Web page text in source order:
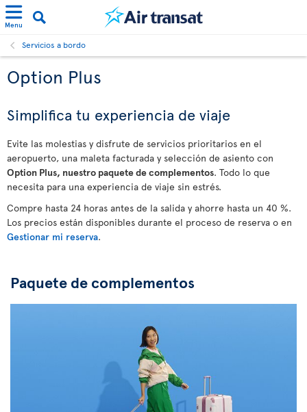
Menu
Servicios a bordo
Option Plus
Simplifica tu experiencia de viaje
Evite las molestias y disfrute de servicios prioritarios en el
aeropuerto, una maleta facturada y selección de asiento con
Option Plus, nuestro paquete de complementos. Todo lo que
necesita para una experiencia de viaje sin estrés.
Compre hasta 24 horas antes de la salida y ahorre hasta un 40 %.
Los precios están disponibles durante el proceso de reserva o en
Gestionar mi reserva.
Paquete de complementos